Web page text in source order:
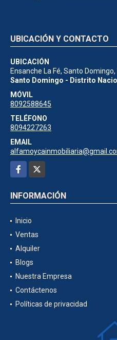
UBICACIÓN Y CONTACTO
UBICACIÓN
Ensanche La Fé, Santo Domingo,
Santo Domingo - Distrito
MÓVIL
8092588645
TELÉFONO
8094227263
EMAIL
Facebook
INFORMACIÓN
Inicio
Ventas
Alquiler
Blogs
Nuestra Empresa
Contáctenos
Políticas de privacidad